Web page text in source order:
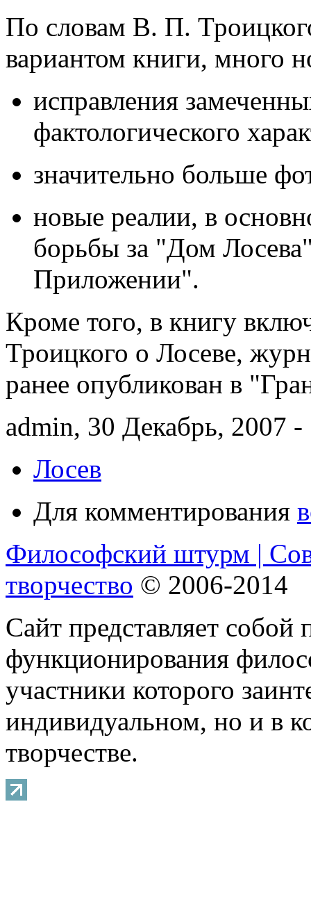
По словам В. П.
вариантом книги, много
исправления
фактологического
значительно больше
новые реалии, в
борьбы за "Дом
Приложении".
Кроме того, в книгу
Троицкого о Лосеве,
ранее опубликован в
admin, 30 Декабрь, 2007 -
Лосев
Для комментирования
Философский штурм |
творчество © 2006-2014
Сайт представляет собой
функционирования
участники которого
индивидуальном, но и в
творчестве.